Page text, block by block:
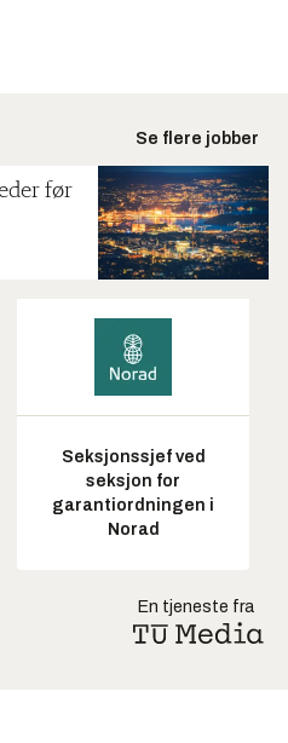
Se flere jobber
før
Seksjonssjef ved
seksjon for
garantiordningen i
Norad
En tjeneste fra